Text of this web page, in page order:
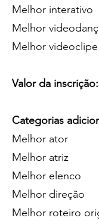
Melhor interativo
Melhor
Melhor videoclipe
Valor da
Categorias
Melhor ator
Melhor atriz
Melhor elenco
Melhor direção
Melhor roteiro